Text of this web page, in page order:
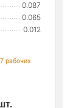
0.087
0.065
0.012
рабочих